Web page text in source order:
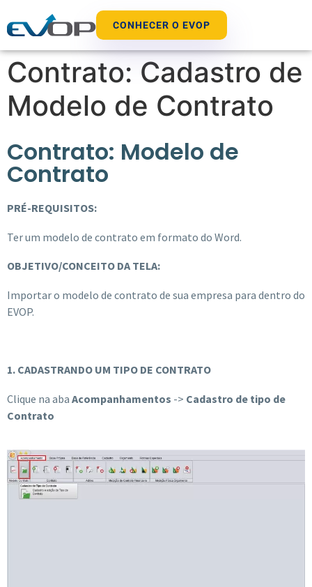
CONHECER O EVOP
Contrato: Cadastro de
Modelo de Contrato
Contrato: Modelo de
Contrato
PRÉ-REQUISITOS:
Ter um modelo de contrato em formato do Word.
OBJETIVO/CONCEITO DA TELA:
Importar o modelo de contrato de sua empresa para dentro do
EVOP.
1. CADASTRANDO UM TIPO DE CONTRATO
Clique na aba Acompanhamentos -> Cadastro de tipo de
Contrato